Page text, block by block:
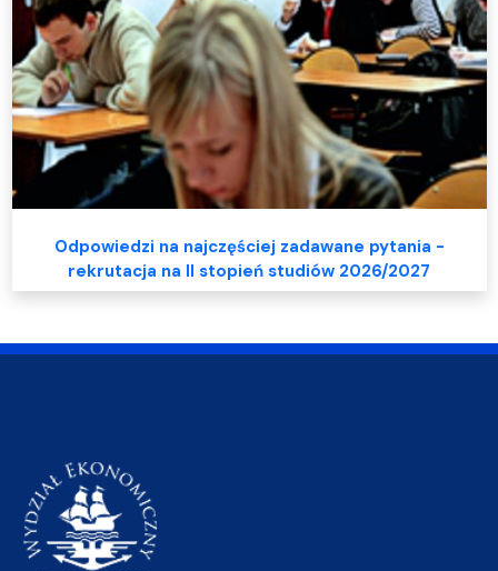
Odpowiedzi na najczęściej zadawane pytania -
rekrutacja na II stopień studiów 2026/2027